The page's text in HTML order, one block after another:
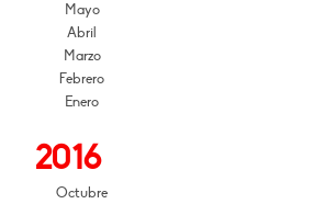
Mayo
Abril
Marzo
Febrero
Enero
2016
Octubre